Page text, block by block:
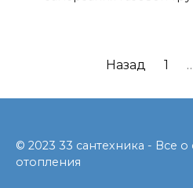
записям
Назад 1
© 2023 33 сантехника - Все
отопления